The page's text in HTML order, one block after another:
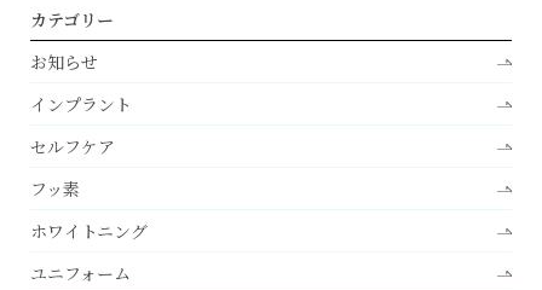
カテゴリー
お知らせ
インプラント
セルフケア
フッ素
ホワイトニング
ユニフォーム